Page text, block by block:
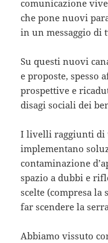
comunicazione
che pone nuovi
in un messaggio di
Su questi nuovi
e proposte, spesso
prospettive e
disagi sociali dei
I livelli raggiunti di
implementano
contaminazione
spazio a dubbi e
scelte (compresa la
far scendere la
Abbiamo vissuto